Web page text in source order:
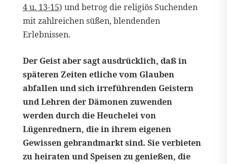
4 u. 13-15) und betrog die religiös Suchenden
mit zahlreichen süßen, blendenden
Erlebnissen.
Der Geist aber sagt ausdrücklich, daß in
späteren Zeiten etliche vom Glauben
abfallen und sich irreführenden Geistern
und Lehren der Dämonen zuwenden
werden durch die Heuchelei von
Lügenrednern, die in ihrem eigenen
Gewissen gebrandmarkt sind. Sie verbieten
zu heiraten und Speisen zu genießen, die